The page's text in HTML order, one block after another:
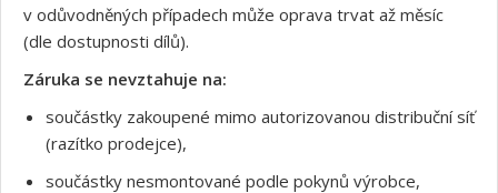
v odůvodněných případech může oprava trvat až měsíc
(dle dostupnosti dílů).
Záruka se nevztahuje na:
součástky zakoupené mimo autorizovanou distribuční síť
(razítko prodejce),
součástky nesmontované podle pokynů výrobce,